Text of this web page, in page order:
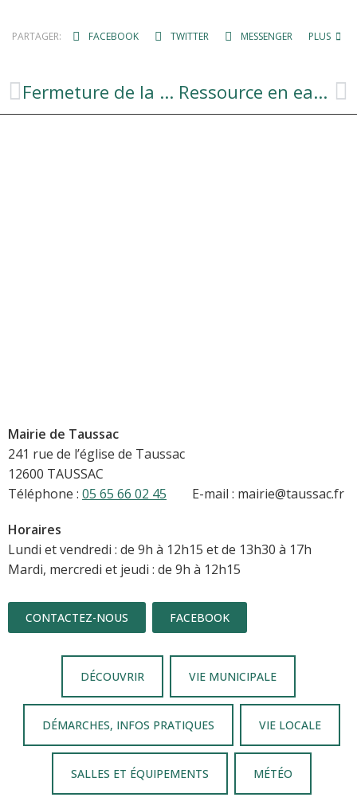
PARTAGER: FACEBOOK TWITTER MESSENGER PLUS
Fermeture de la MAIRIE Ressource en eau : Soyons vigilants !
Mairie de Taussac
241 rue de l’église de Taussac
12600 TAUSSAC
Téléphone : 05 65 66 02 45 E-mail : mairie@taussac.fr
Horaires
Lundi et vendredi : de 9h à 12h15 et de 13h30 à 17h
Mardi, mercredi et jeudi : de 9h à 12h15
CONTACTEZ-NOUS FACEBOOK
DÉCOUVRIR VIE MUNICIPALE
DÉMARCHES, INFOS PRATIQUES VIE LOCALE
SALLES ET ÉQUIPEMENTS MÉTÉO